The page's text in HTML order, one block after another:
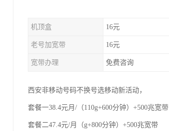
机顶盒 16元
老号加宽带 16元
宽带办理 免费咨询
西安非移动号码不换号选移动新活动，
套餐一38.4元月/（110g+600分钟）+500兆宽带
套餐二47.4元/月（g+800分钟）+500兆宽带